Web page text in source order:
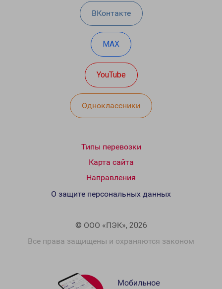
ВКонтакте
MAX
YouTube
Одноклассники
Типы перевозки
Карта сайта
Направления
© ООО «ПЭК», 2026
Все права защищены и охраняются законом
О защите персональных данных